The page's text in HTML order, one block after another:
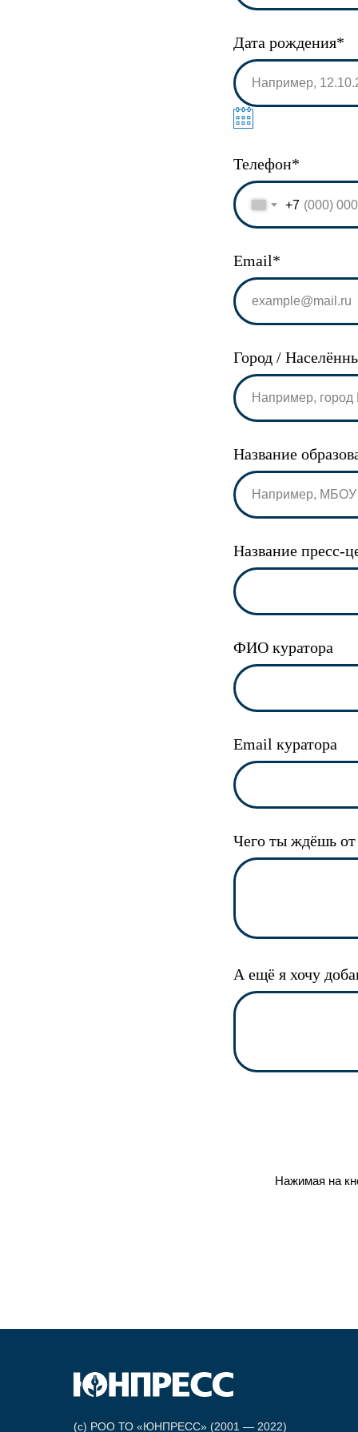
Дата рождения*
Телефон*
+7
Email*
Город /
Название
Название пресс-
ФИО куратора
Email куратора
Чего ты ждёшь
А ещё я хочу
Нажимая на
(c) РОО ТО «ЮНПРЕСС» (2001 — 2022)